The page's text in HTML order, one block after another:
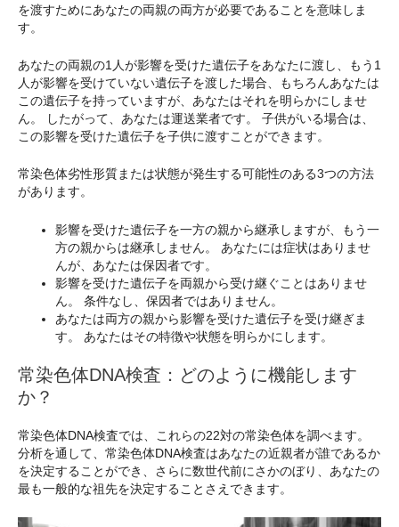
を渡すためにあなたの両親の両方が必要であることを意味しま
す。
あなたの両親の1人が影響を受けた遺伝子をあなたに渡し、もう1
人が影響を受けていない遺伝子を渡した場合、もちろんあなたは
この遺伝子を持っていますが、あなたはそれを明らかにしませ
ん。 したがって、あなたは運送業者です。 子供がいる場合は、
この影響を受けた遺伝子を子供に渡すことができます。
常染色体劣性形質または状態が発生する可能性のある3つの方法
があります。
影響を受けた遺伝子を一方の親から継承しますが、もう一
方の親からは継承しません。 あなたには症状はありませ
んが、あなたは保因者です。
影響を受けた遺伝子を両親から受け継ぐことはありませ
ん。 条件なし、保因者ではありません。
あなたは両方の親から影響を受けた遺伝子を受け継ぎま
す。 あなたはその特徴や状態を明らかにします。
常染色体DNA検査：どのように機能します
か？
常染色体DNA検査では、これらの22対の常染色体を調べます。
分析を通して、常染色体DNA検査はあなたの近親者が誰であるか
を決定することができ、さらに数世代前にさかのぼり、あなたの
最も一般的な祖先を決定することさえできます。